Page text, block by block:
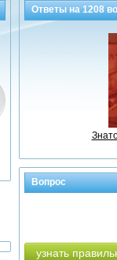
Ответы на1208
Вопрос
узнать